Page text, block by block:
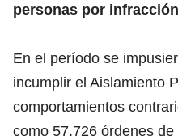
personas por
En el período se
incumplir el Aislamiento
comportamientos
como 57.726 órdenes